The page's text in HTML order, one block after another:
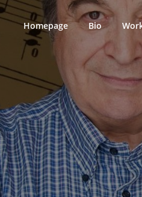
Homepage Bio